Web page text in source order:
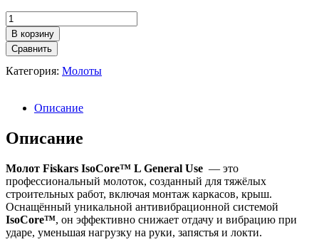
Количество
товара
Молот
Fiskars
IsoCore™
Tool
В корзину
Сравнить
Категория: Молоты
Описание
Описание
Молот Fiskars IsoCore™ L General Use — это
профессиональный молоток, созданный для тяжёлых
строительных работ, включая монтаж каркасов, крыш.
Оснащённый уникальной антивибрационной системой
IsoCore™, он эффективно снижает отдачу и вибрацию при
ударе, уменьшая нагрузку на руки, запястья и локти.